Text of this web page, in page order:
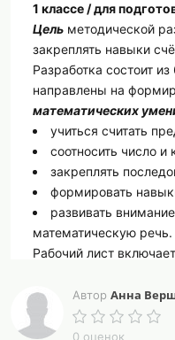
1 классе / для
Цель методической
закреплять навыки
Разработка состоит
направлены на
математических
учиться считать
соотносить число и
закреплять
формировать
развивать
математическую речь.
Рабочий лист
сюжетом с
записать числа по
соотнести
Автор Анна
0 оценок